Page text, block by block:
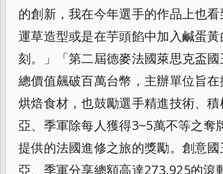
的創新，我在今年選手的作品上也
運草造型或是在芋頭餡中加入鹹蛋
刻。」「第二屆德麥法國萊思克盃
總價值飆破百萬台幣，主辦單位旨
烘焙食材，也鼓勵選手精進技術、
亞、季軍除每人獲得3~5萬不等之奪
提供的法國進修之旅的獎勵。 創意
亞、季軍分享總額高達273,925的滾